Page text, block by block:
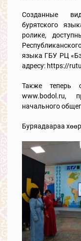
Созданные
бурятского
ролике,
языка ГБУ РЦ
адресу: https://
Также теперь
www.bodol.ru,
начального
Буряадаараа